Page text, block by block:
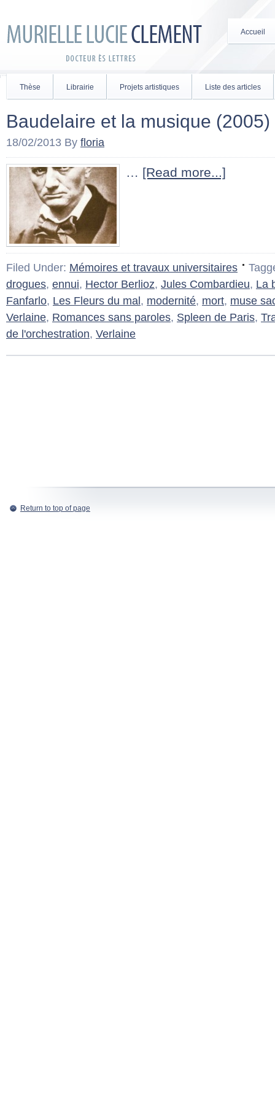
Accueil
Thèse Librairie Projets artistiques Liste des articles
Baudelaire et la musique (2005)
18/02/2013 By floria
… [Read more...]
Filed Under: Mémoires et travaux universitaires
drogues, ennui, Hector Berlioz, Jules Combardieu, La
Fanfarlo, Les Fleurs du mal , modernité, mort, muse
Verlaine, Romances sans paroles, Spleen de Paris,
de l'orchestration, Verlaine
Return to top of page